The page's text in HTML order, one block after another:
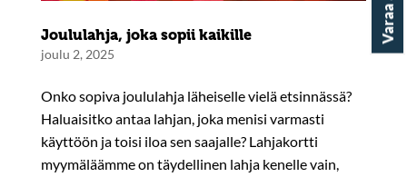
Joululahja, joka sopii kaikille
joulu 2, 2025
Onko sopiva joululahja läheiselle vielä etsinnässä?
Haluaisitko antaa lahjan, joka menisi varmasti
käyttöön ja toisi iloa sen saajalle? Lahjakortti
myymäläämme on täydellinen lahja kenelle vain,